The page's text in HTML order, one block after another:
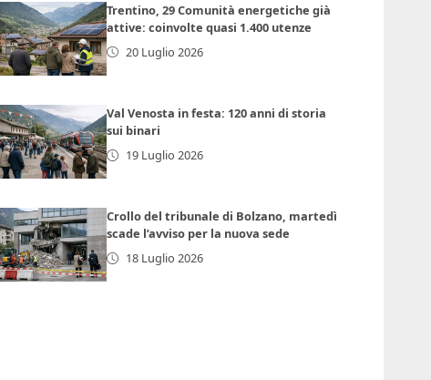
Trentino, 29 Comunità energetiche già
attive: coinvolte quasi 1.400 utenze
20 Luglio 2026
Val Venosta in festa: 120 anni di storia
sui binari
19 Luglio 2026
Crollo del tribunale di Bolzano, martedì
scade l’avviso per la nuova sede
18 Luglio 2026